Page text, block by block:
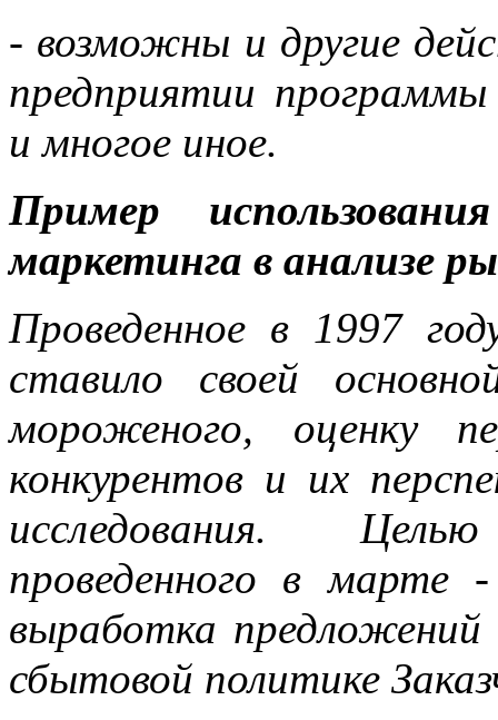
- возможны и другие
предприятии
и многое иное.
Пример
маркетинга в анализе
Проведенное в 1997
ставило своей
мороженого, оценку
конкурентов и их
исследования.
проведенного в марте
выработка
сбытовой политике